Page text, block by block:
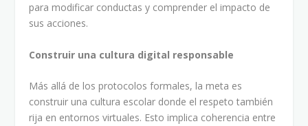
para modificar conductas y comprender el impacto de
sus acciones.
Construir una cultura digital responsable
Más allá de los protocolos formales, la meta es
construir una cultura escolar donde el respeto también
rija en entornos virtuales. Esto implica coherencia entre